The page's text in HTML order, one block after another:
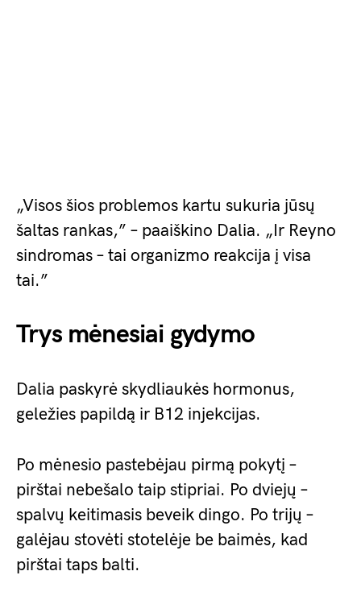
„Visos šios problemos kartu sukuria jūsų
šaltas rankas,” – paaiškino Dalia. „Ir Reyno
sindromas – tai organizmo reakcija į visa
tai.”
Trys mėnesiai gydymo
Dalia paskyrė skydliaukės hormonus,
geležies papildą ir B12 injekcijas.
Po mėnesio pastebėjau pirmą pokytį –
pirštai nebešalo taip stipriai. Po dviejų –
spalvų keitimasis beveik dingo. Po trijų –
galėjau stovėti stotelėje be baimės, kad
pirštai taps balti.